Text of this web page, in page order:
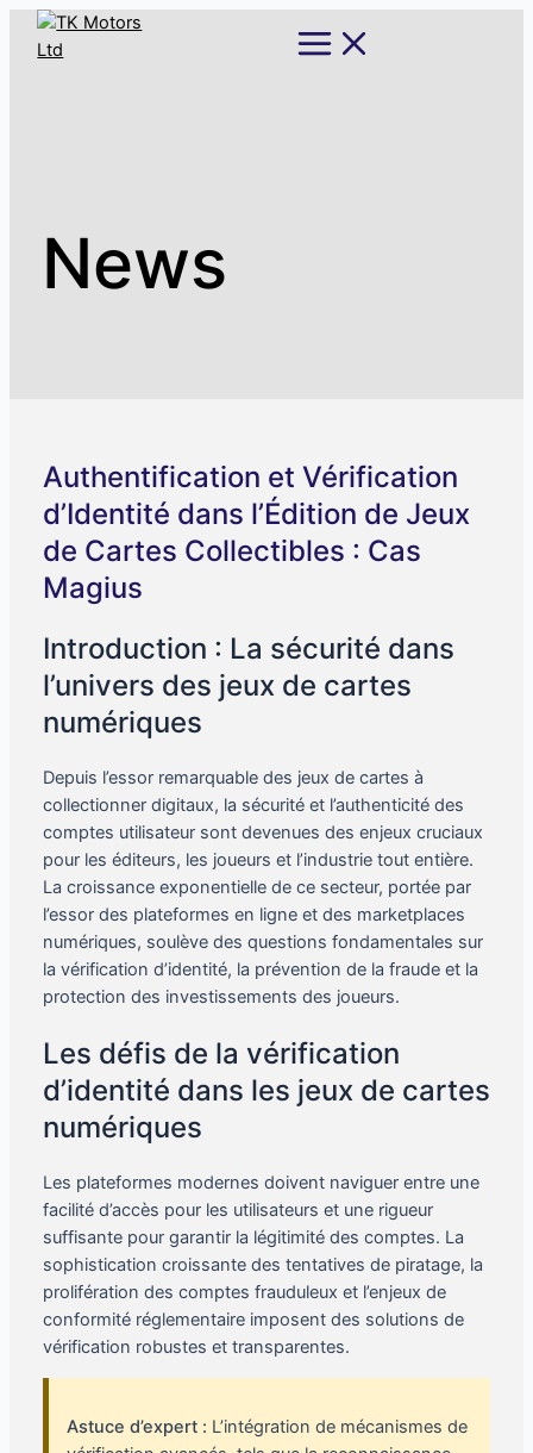
Skip
Main
Menu
News
Authentification et Vérification
d’Identité dans l’Édition de Jeux
de Cartes Collectibles : Cas
Magius
Introduction : La sécurité dans
l’univers des jeux de cartes
numériques
Depuis l’essor remarquable des jeux de cartes à
collectionner digitaux, la sécurité et l’authenticité des
comptes utilisateur sont devenues des enjeux cruciaux
pour les éditeurs, les joueurs et l’industrie tout entière.
La croissance exponentielle de ce secteur, portée par
l’essor des plateformes en ligne et des marketplaces
numériques, soulève des questions fondamentales sur
la vérification d’identité, la prévention de la fraude et la
protection des investissements des joueurs.
Les défis de la vérification
d’identité dans les jeux de cartes
numériques
Les plateformes modernes doivent naviguer entre une
facilité d’accès pour les utilisateurs et une rigueur
suffisante pour garantir la légitimité des comptes. La
sophistication croissante des tentatives de piratage, la
prolifération des comptes frauduleux et l’enjeux de
conformité réglementaire imposent des solutions de
vérification robustes et transparentes.
Astuce d’expert : L’intégration de mécanismes de